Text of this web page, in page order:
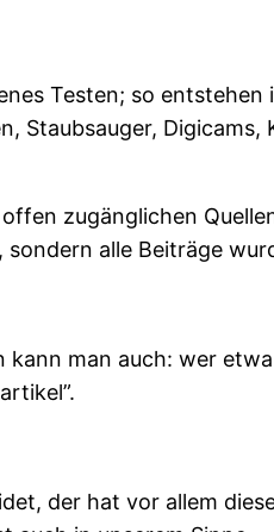
Testen; so
Staubsauger,
zugänglichen
alle Beiträge
man auch: wer
der hat vor allem